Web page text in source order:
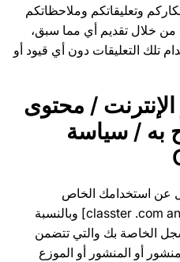
وتعليقاتكم وملاحظاتكم
من خلال تقديم أي مما سبق،
تلك التعليقات دون أي قيود أو
/ محتوى
به / سياسة
عن استخدامك الخاص
لـ[classter .com and demo.classter.com] وبالنسبة
الخاصة بك والتي تتضمن
أو المنشور أو الموزع